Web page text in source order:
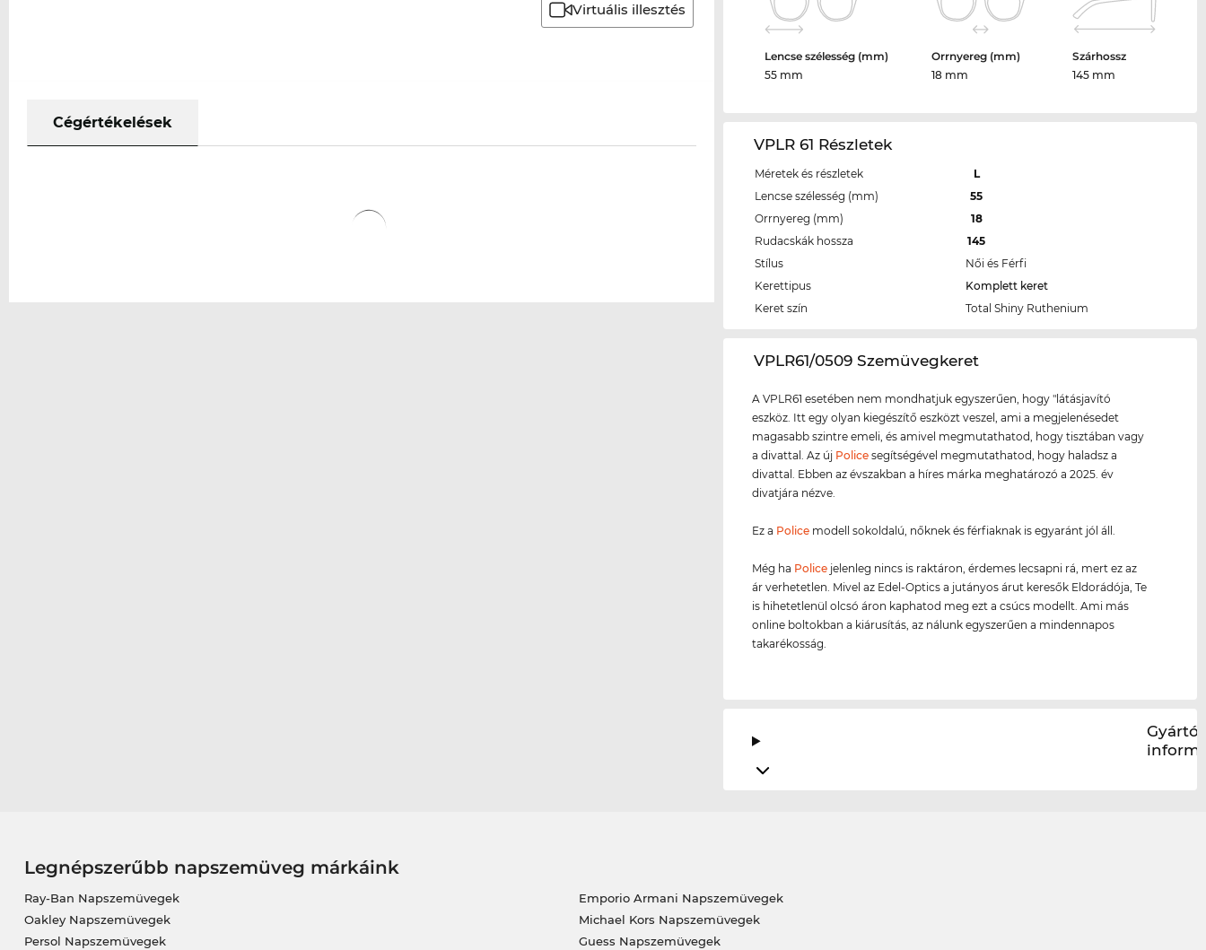
Virtuális illesztés
Cégértékelések
Lencse szélesség (mm)
55 mm
Orrnyereg (mm)
18 mm
Szárhossz
145 mm
VPLR 61 Részletek
Méretek és részletek
L
Lencse szélesség (mm)
55
Orrnyereg (mm)
18
Rudacskák hossza
145
Stílus
Női és Férfi
Kerettipus
Komplett keret
Keret szín
Total Shiny Ruthenium
‌VPLR61/0509 Szemüvegkeret
A VPLR61 esetében nem mondhatjuk egyszerűen, hogy "látásjavító
eszköz. Itt egy olyan kiegészítő eszközt veszel, ami a megjelenésedet
magasabb szintre emeli, és amivel megmutathatod, hogy tisztában vagy
a divattal. Az új Police segítségével megmutathatod, hogy haladsz a
divattal. Ebben az évszakban a híres márka meghatározó a 2025. év
divatjára nézve.
Ez a Police modell sokoldalú, nőknek és férfiaknak is egyaránt jól áll.
Még ha Police jelenleg nincs is raktáron, érdemes lecsapni rá, mert ez az
ár verhetetlen. Mivel az Edel-Optics a jutányos árut keresők Eldorádója, Te
is hihetetlenül olcsó áron kaphatod meg ezt a csúcs modellt. Ami más
online boltokban a kiárusítás, az nálunk egyszerűen a mindennapos
takarékosság.
Gyártói
Legnépszerűbb napszemüveg márkáink
Ray-Ban Napszemüvegek
Oakley Napszemüvegek
Persol Napszemüvegek
Emporio Armani Napszemüvegek
Michael Kors Napszemüvegek
Guess Napszemüvegek